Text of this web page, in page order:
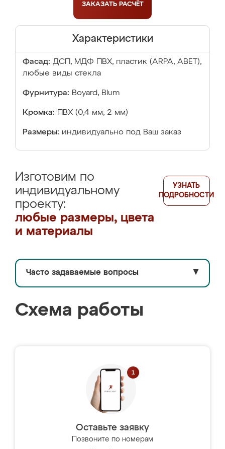
ЗАКАЗАТЬ РАСЧЁТ
Характеристики
Фасад: ДСП, МДФ ПВХ, пластик (ARPA, ABET),
любые виды стекла
Фурнитура: Boyard, Blum
Кромка: ПВХ (0,4 мм, 2 мм)
Размеры: индивидуально под Ваш заказ
Изготовим по
индивидуальному
проекту:
любые размеры, цвета
и материалы
УЗНАТЬ
ПОДРОБНОСТИ
Часто задаваемые вопросы ▼
Схема работы
Оставьте заявку
Позвоните по номерам